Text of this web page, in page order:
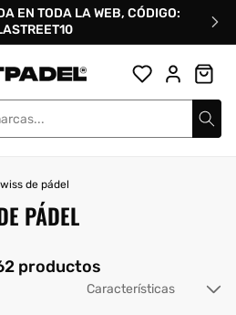
EN TODA LA WEB, CÓDIGO:
de pádel
PÁDEL
productos